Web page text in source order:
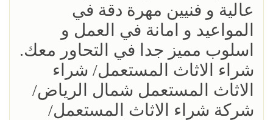
عالية و فنيين مهرة دقة في
المواعيد و امانة في العمل و
اسلوب مميز جدا في التحاور معك.
شراء الاثاث المستعمل/ شراء
الاثاث المستعمل شمال الرياض/
شركة شراء الاثاث المستعمل/